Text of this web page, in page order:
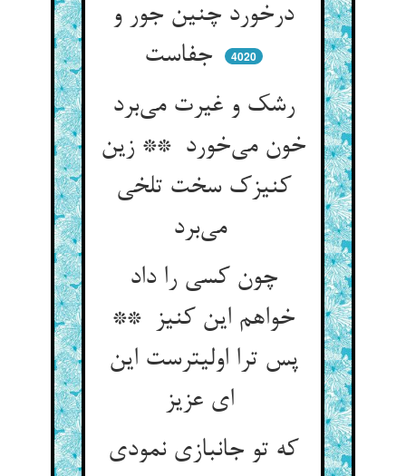
درخورد چنین جور و
جفاست
4020
رشک و غیرت می‌برد
خون می‌خورد ** زین
کنیزک سخت تلخی
می‌برد
چون کسی را داد
خواهم این کنیز **
پس ترا اولیترست این
که تو جانبازی نمودی